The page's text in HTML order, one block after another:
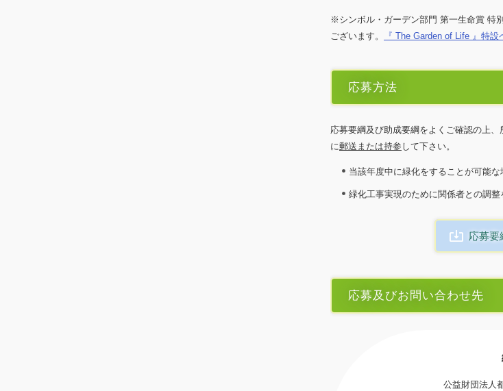
※シンボル・ガーデン部門 第一生命賞 特
ございます。
『 The Garden of Life 』特
応募方法
応募要綱及び助成要綱をよくご確認の上
に郵送または持参 して下さい。
当該年度中に緑化をすることが可能な
緑化工事実現のために関係者との調整
応募要
応募及びお問い合わせ先
公益財団法人